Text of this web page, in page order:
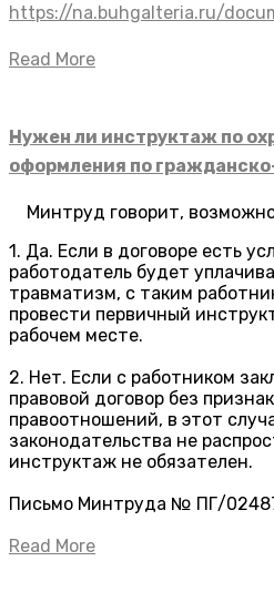
https://na.buhgalteria.ru/
Read More
Нужен ли инструктаж по
оформления по
Минтруд говорит,
1. Да. Если в договоре есть
работодатель будет
травматизм, с таким
провести первичный
рабочем месте.
2. Нет. Если с работником
правовой договор без
правоотношений, в этот
законодательства не
инструктаж не обязателен.
Письмо Минтруда № ПГ/
Read More